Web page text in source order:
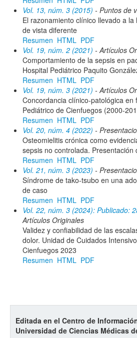
Vol. 13, núm. 3 (2015) - Puntos de
El razonamiento clínico llevado a
de vista diferente
Resumen HTML PDF
Vol. 19, núm. 2 (2021) - Artículos
Comportamiento de la sepsis en
Hospital Pediátrico Paquito
Resumen HTML PDF
Vol. 19, núm. 3 (2021) - Artículos
Concordancia clínico-patológica en
Pediátrico de Cienfuegos (2000-
Resumen HTML PDF
Vol. 20, núm. 4 (2022) -
Osteomielitis crónica como
sepsis no controlada. Presentación
Resumen HTML PDF
Vol. 21, núm. 3 (2023) -
Síndrome de tako-tsubo en una
de caso
Resumen HTML PDF
Vol. 22, núm. 3 (2024): Publicado:
Artículos Originales
Validez y confiabilidad de las
dolor. Unidad de Cuidados
Cienfuegos 2023
Resumen HTML PDF
Editada en el Centro de
Universidad de Ciencias Médicas